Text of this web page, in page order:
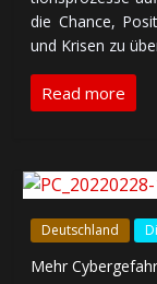
die Chance,
und Krisen zu
Read more
Deutschland
Mehr